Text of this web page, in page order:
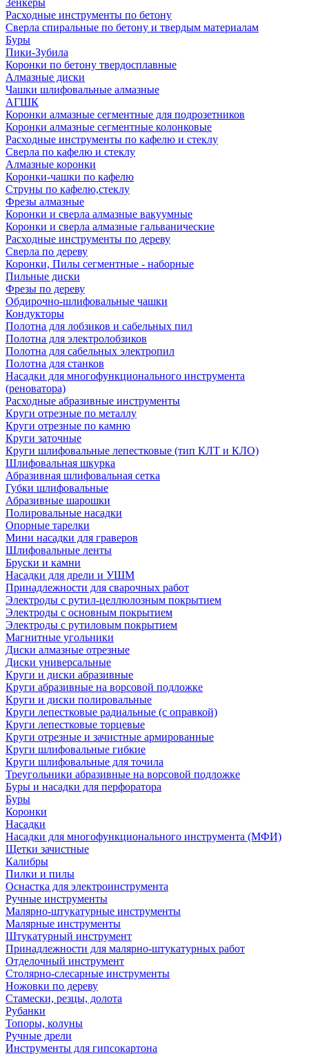
Зенкеры
Расходные инструменты по бетону
Сверла спиральные по бетону и твердым материалам
Буры
Пики-Зубила
Коронки по бетону твердосплавные
Алмазные диски
Чашки шлифовальные алмазные
АГШК
Коронки алмазные сегментные для подрозетников
Коронки алмазные сегментные колонковые
Расходные инструменты по кафелю и стеклу
Сверла по кафелю и стеклу
Алмазные коронки
Коронки-чашки по кафелю
Струны по кафелю,стеклу
Фрезы алмазные
Коронки и сверла алмазные вакуумные
Коронки и сверла алмазные гальванические
Расходные инструменты по дереву
Сверла по дереву
Коронки, Пилы сегментные - наборные
Пильные диски
Фрезы по дереву
Обдирочно-шлифовальные чашки
Кондукторы
Полотна для лобзиков и сабельных пил
Полотна для электролобзиков
Полотна для сабельных электропил
Полотна для станков
Насадки для многофункционального инструмента
(реноватора)
Расходные абразивные инструменты
Круги отрезные по металлу
Круги отрезные по камню
Круги заточные
Круги шлифовальные лепестковые (тип КЛТ и КЛО)
Шлифовальная шкурка
Абразивная шлифовальная сетка
Губки шлифовальные
Абразивные шарошки
Полировальные насадки
Опорные тарелки
Мини насадки для граверов
Шлифовальные ленты
Бруски и камни
Насадки для дрели и УШМ
Принадлежности для сварочных работ
Электроды с рутил-целлюлозным покрытием
Электроды с основным покрытием
Электроды с рутиловым покрытием
Магнитные угольники
Диски алмазные отрезные
Диски универсальные
Круги и диски абразивные
Круги абразивные на ворсовой подложке
Круги и диски полировальные
Круги лепестковые радиальные (с оправкой)
Круги лепестковые торцевые
Круги отрезные и зачистные армированные
Круги шлифовальные гибкие
Круги шлифовальные для точила
Треугольники абразивные на ворсовой подложке
Буры и насадки для перфоратора
Буры
Коронки
Насадки
Насадки для многофункционального инструмента (МФИ)
Щетки зачистные
Калибры
Пилки и пилы
Оснастка для электроинструмента
Ручные инструменты
Малярно-штукатурные инструменты
Малярные инструменты
Штукатурный инструмент
Принадлежности для малярно-штукатурных работ
Отделочный инструмент
Столярно-слесарные инструменты
Ножовки по дереву
Стамески, резцы, долота
Рубанки
Топоры, колуны
Ручные дрели
Инструменты для гипсокартона